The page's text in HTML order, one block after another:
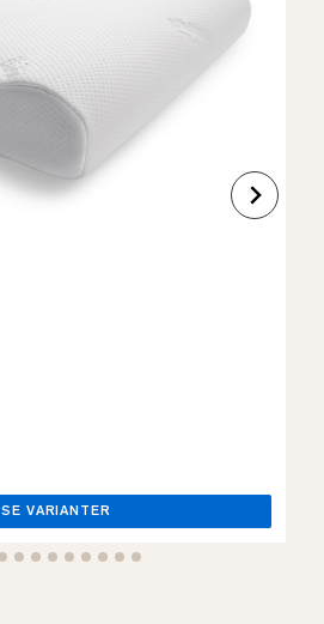
SE VARIANTER